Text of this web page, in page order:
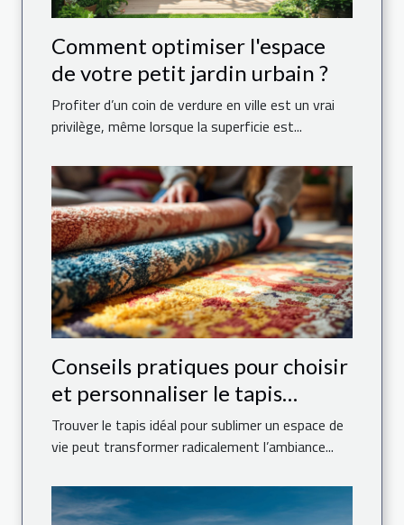
Comment optimiser l'espace
de votre petit jardin urbain ?
Profiter d’un coin de verdure en ville est un vrai
privilège, même lorsque la superficie est...
Conseils pratiques pour choisir
et personnaliser le tapis
parfait pour votre maison
Trouver le tapis idéal pour sublimer un espace de
vie peut transformer radicalement l’ambiance...